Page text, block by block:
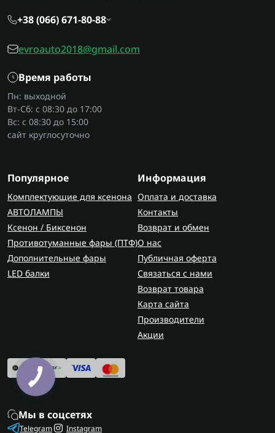
+38 (066) 671-80-88
evroauto2018@gmail.com
Время работы
Пн: выходной
Вт-Сб: с 08:30 до 17:00
Вс: с 08:30 до 15:00
сайт круглосуточно
Популярное
Комплектующие для ксенона
АВТОЛАМПЫ
Ксенон / Биксенон
Противотуманные фары (ПТФ)
Дополнительные фары
LED балки
Информация
Оплата и доставка
Контакты
Возврат и обмен
О нас
Публичная оферта
Связаться с нами
Возврат товара
Карта сайта
Производители
Акции
Мы в соцсетях
Telegram Instagram